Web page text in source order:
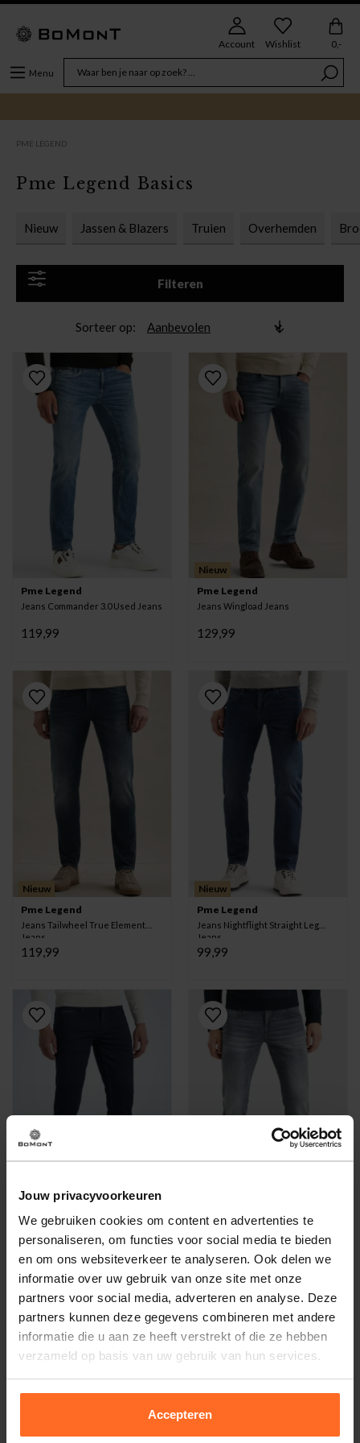
Jouw privacyvoorkeuren
We gebruiken cookies om content en advertenties te
personaliseren, om functies voor social media te bieden
en om ons websiteverkeer te analyseren. Ook delen we
informatie over uw gebruik van onze site met onze
partners voor social media, adverteren en analyse. Deze
partners kunnen deze gegevens combineren met andere
informatie die u aan ze heeft verstrekt of die ze hebben
verzameld op basis van uw gebruik van hun services.
Accepteren
Menu
Account Wishlist 0,-
PME LEGEND
Nieuw Jassen & Blazers Truien Overhemden
Filteren
Pme Legend Basics
Sorteer op
Pme Legend
Jeans Commander 3.0 Used Jeans
119,99
Nieuw
Pme Legend
Jeans Wingload Jeans
129,99
Nieuw
Pme Legend
Jeans Tailwheel True Element
Jeans
119,99
Nieuw
Pme Legend
Jeans Nightflight Straight Leg
Jeans
99,99
Pme Legend
Jeans Nightflight Donkerblauw
Pme Legend
Jeans Nightflight Straight Leg
Jeans
99,99
Altijd gratis bezorging